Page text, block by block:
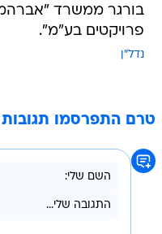
בורגר ממשרד "אברהמי
פרויקטים בע"מ".
נדל"ן
טרם התפרסמו תגובות